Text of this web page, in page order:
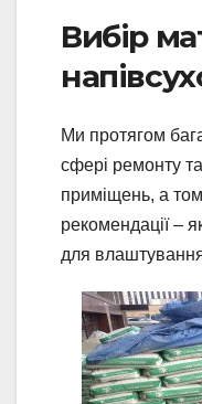
Вибір
Ми протягом
сфері ремонту
приміщень, а
рекомендації –
для влаштування